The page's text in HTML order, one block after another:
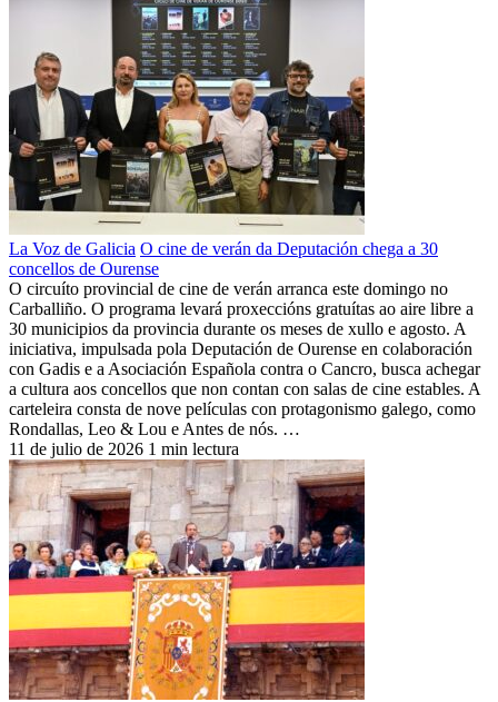
La Voz de Galicia O cine de verán da Deputación chega a 30
concellos de Ourense
O circuíto provincial de cine de verán arranca este domingo no
Carballiño. O programa levará proxeccións gratuítas ao aire libre a
30 municipios da provincia durante os meses de xullo e agosto. A
iniciativa, impulsada pola Deputación de Ourense en colaboración
con Gadis e a Asociación Española contra o Cancro, busca achegar
a cultura aos concellos que non contan con salas de cine estables. A
carteleira consta de nove películas con protagonismo galego, como
Rondallas, Leo & Lou e Antes de nós. …
11 de julio de 2026 1 min lectura